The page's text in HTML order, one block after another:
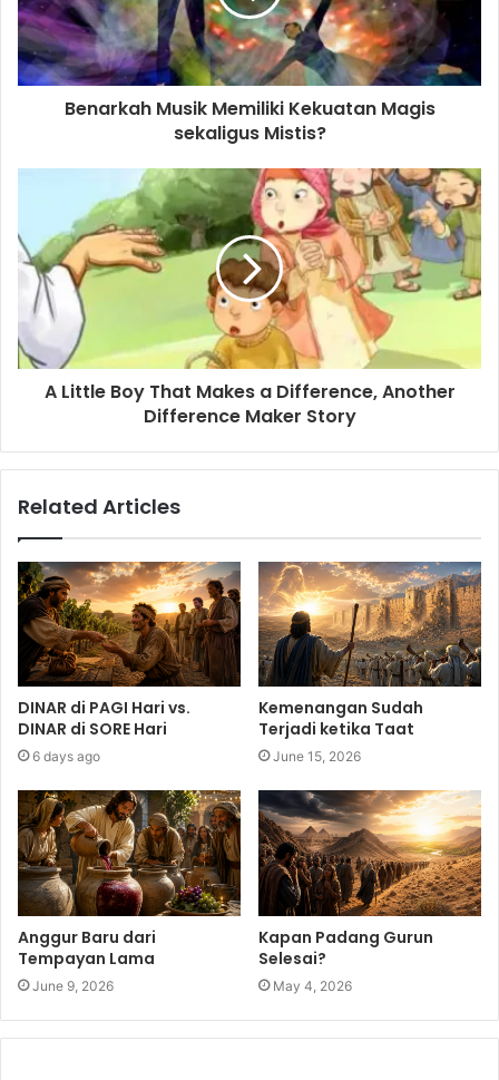
i
l
a
d
Benarkah Musik Memiliki Kekuatan Magis
sekaligus Mistis?
A Little Boy That Makes a Difference, Another
Difference Maker Story
Related Articles
DINAR di PAGI Hari vs.
DINAR di SORE Hari
6 days ago
Kemenangan Sudah
Terjadi ketika Taat
June 15, 2026
Anggur Baru dari
Tempayan Lama
June 9, 2026
Kapan Padang Gurun
Selesai?
May 4, 2026